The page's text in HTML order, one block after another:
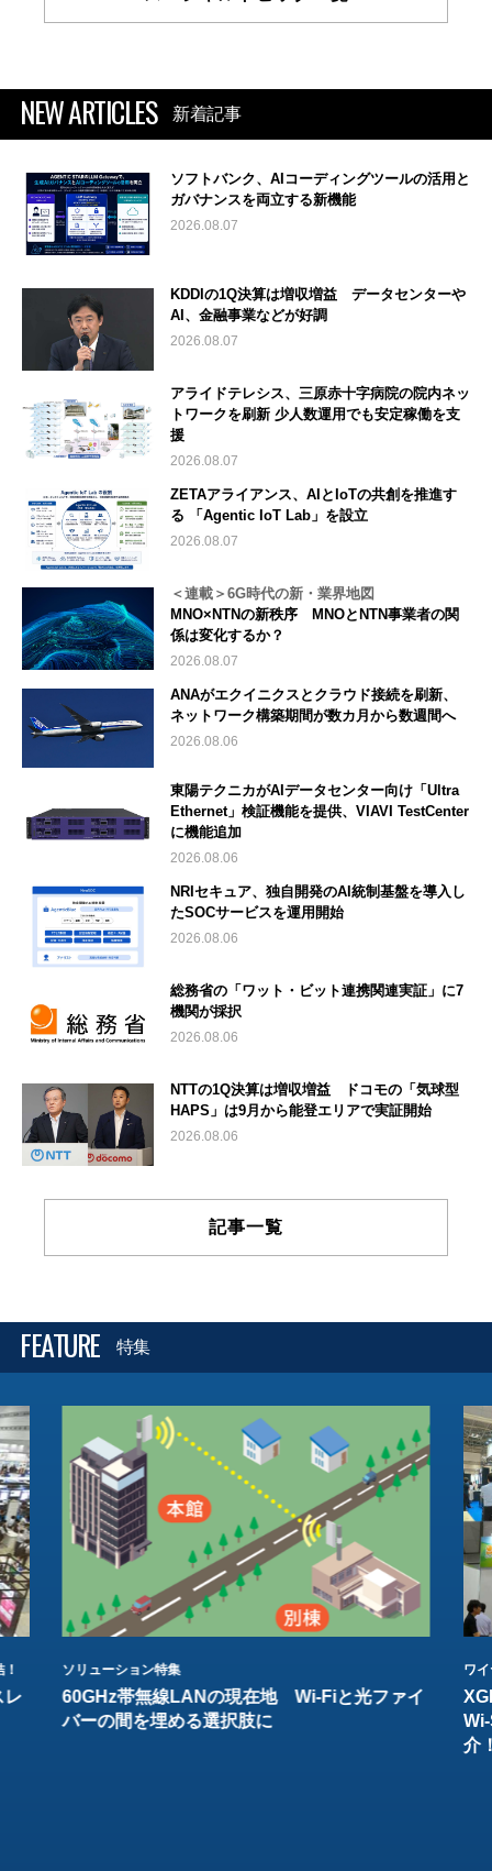
NEW ARTICLES 新着記事
ソフトバンク、AIコーディングツールの活用と
ガバナンスを両立する新機能
2026.08.07
KDDIの1Q決算は増収増益 データセンターや
AI、金融事業などが好調
2026.08.07
アライドテレシス、三原赤十字病院の院内ネッ
トワークを刷新 少人数運用でも安定稼働を支
援
2026.08.07
ZETAアライアンス、AIとIoTの共創を推進す
る 「Agentic IoT Lab」を設立
2026.08.07
＜連載＞6G時代の新・業界地図
MNO×NTNの新秩序 MNOとNTN事業者の関
係は変化するか？
2026.08.07
ANAがエクイニクスとクラウド接続を刷新、
ネットワーク構築期間が数カ月から数週間へ
2026.08.06
東陽テクニカがAIデータセンター向け「Ultra
Ethernet」検証機能を提供、VIAVI TestCenter
に機能追加
2026.08.06
NRIセキュア、独自開発のAI統制基盤を導入し
たSOCサービスを運用開始
2026.08.06
総務省の「ワット・ビット連携関連実証」に7
機関が採択
2026.08.06
NTTの1Q決算は増収増益 ドコモの「気球型
HAPS」は9月から能登エリアで実証開始
2026.08.06
記事一覧
FEATURE 特集
レ
ソリューション特集
60GHz帯無線LANの現在地 Wi-Fiと光ファイ
バーの間を埋める選択肢に
ワ
介